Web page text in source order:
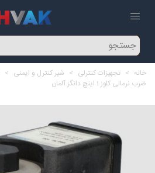
خانه > تجهیزات کنترلی > شیر کنترل و ایمنی >
ضرب نرمالی کلوز 1 اینچ دانگز آلمان